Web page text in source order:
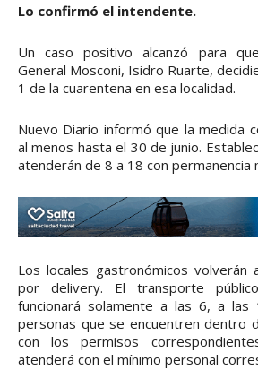
Lo confirmó el intendente.
Un caso positivo alcanzó para
General Mosconi, Isidro Ruarte,
1 de la cuarentena en esa localidad.
Nuevo Diario informó que la medida
al menos hasta el 30 de junio.
atenderán de 8 a 18 con permanencia
Los locales gastronómicos volverán
por delivery. El transporte público
funcionará solamente a las 6, a
personas que se encuentren dentro
con los permisos
atenderá con el mínimo personal